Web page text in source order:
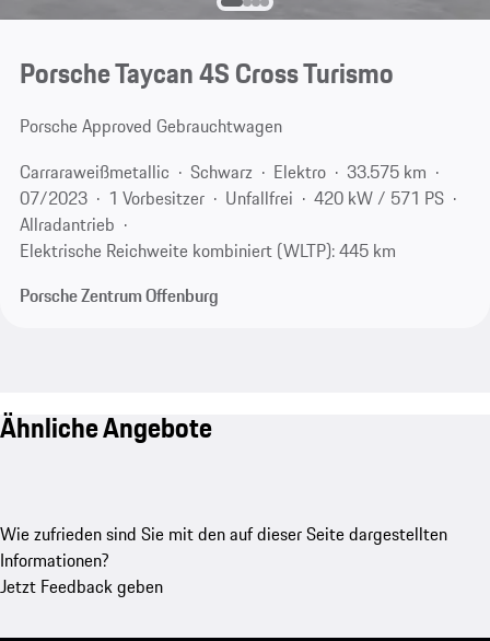
Porsche Taycan 4S Cross Turismo
Porsche Approved Gebrauchtwagen
Carraraweißmetallic
Schwarz Elektro
33.575 km
07/2023
1 Vorbesitzer Unfallfrei
420 kW / 571 PS
Allradantrieb
Elektrische Reichweite kombiniert (WLTP): 445 km
Porsche Zentrum Offenburg
Ähnliche Angebote
Wie zufrieden sind Sie mit den auf dieser Seite dargestellten
Informationen?
Jetzt Feedback geben